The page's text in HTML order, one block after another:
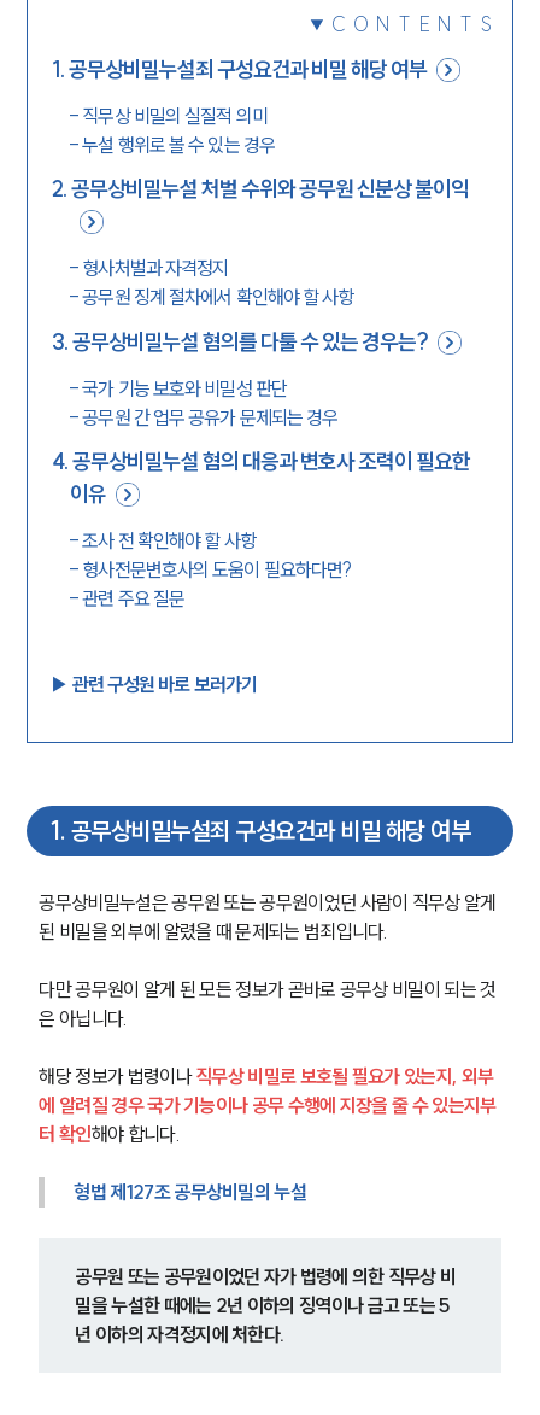
CONTENTS
1.공무상비밀누설죄 구성요건과 비밀 해당 여부
- 직무상 비밀의 실질적 의미
-누설 행위로 볼 수 있는 경우
2.공무상비밀누설 처벌 수위와 공무원 신분상 불이익
- 형사처벌과 자격정지
-공무원 징계 절차에서 확인해야 할 사항
3.공무상비밀누설 혐의를 다툴 수 있는 경우는?
-국가 기능 보호와 비밀성 판단
-공무원 간 업무 공유가 문제되는 경우
4.공무상비밀누설 혐의 대응과 변호사 조력이 필요한
이유
-조사 전 확인해야 할 사항
- 형사전문변호사의 도움이 필요하다면?
-관련 주요 질문
▶︎ 관련 구성원 바로 보러가기
1. 공무상비밀누설죄 구성요건과 비밀 해당 여부
공무상비밀누설은 공무원 또는 공무원이었던 사람이 직무상 알게
된 비밀을 외부에 알렸을 때 문제되는 범죄입니다.
다만 공무원이 알게 된 모든 정보가 곧바로 공무상 비밀이 되는 것
은 아닙니다.
해당 정보가 법령이나 직무상 비밀로 보호될 필요가 있는지, 외부
에 알려질 경우 국가 기능이나 공무 수행에 지장을 줄 수 있는지부
터 확인해야 합니다.
형법 제127조 공무상비밀의 누설
공무원 또는 공무원이었던 자가 법령에 의한 직무상 비
밀을 누설한 때에는 2년 이하의 징역이나 금고 또는 5
년 이하의 자격정지에 처한다.